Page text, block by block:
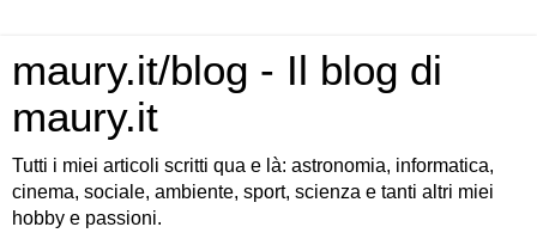
maury.it/blog - Il blog di
maury.it
Tutti i miei articoli scritti qua e là: astronomia, informatica,
cinema, sociale, ambiente, sport, scienza e tanti altri miei
hobby e passioni.